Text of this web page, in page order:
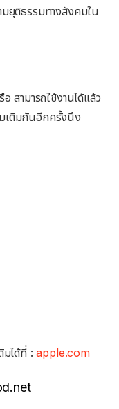
มยุติธรรมทางสังคมใน
สามารถใช้งานได้แล้ว
มเติมกันอีกครั้งนึง
มได้ที่ :apple.com